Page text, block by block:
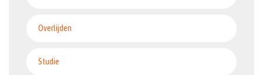
Overlijden
Studie